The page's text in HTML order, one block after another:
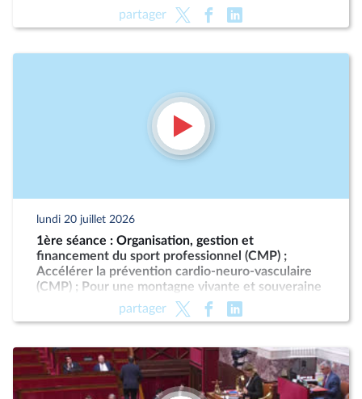
partager
lundi 20 juillet 2026
1ère séance : Organisation, gestion et
financement du sport professionnel (CMP) ;
Accélérer la prévention cardio-neuro-vasculaire
(CMP) ; Pour une montagne vivante et souveraine
partager